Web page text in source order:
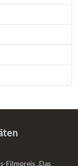
Filmpreis „Das